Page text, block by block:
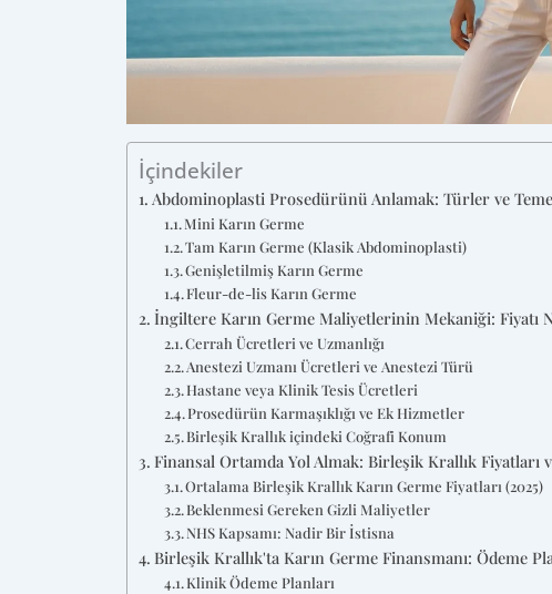
İçindekiler
Abdominoplasti Prosedürünü Anlamak: Türler ve
Mini Karın Germe
Tam Karın Germe (Klasik Abdominoplasti)
Genişletilmiş Karın Germe
Fleur-de-lis Karın Germe
İngiltere Karın Germe Maliyetlerinin Mekaniği: Fiyatı
Cerrah Ücretleri ve Uzmanlığı
Anestezi Uzmanı Ücretleri ve Anestezi Türü
Hastane veya Klinik Tesis Ücretleri
Prosedürün Karmaşıklığı ve Ek Hizmetler
Birleşik Krallık içindeki Coğrafi Konum
Finansal Ortamda Yol Almak: Birleşik Krallık Fiyatları
Ortalama Birleşik Krallık Karın Germe Fiyatları (2025)
Beklenmesi Gereken Gizli Maliyetler
NHS Kapsamı: Nadir Bir İstisna
Birleşik Krallık'ta Karın Germe Finansmanı: Ödeme
Klinik Ödeme Planları